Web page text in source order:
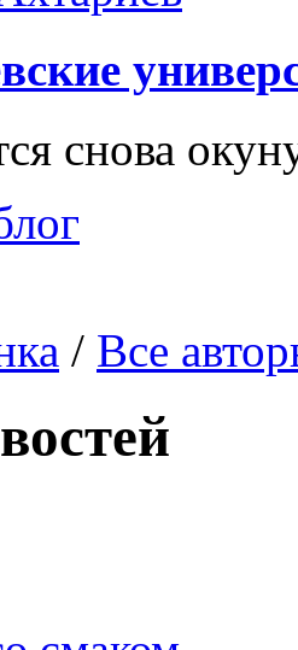
снова
/ Все